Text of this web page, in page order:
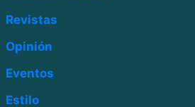
Revistas
Opinión
Eventos
Estilo